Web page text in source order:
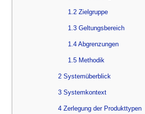
1.2 Zielgruppe
1.3 Geltungsbereich
1.4 Abgrenzungen
1.5 Methodik
2 Systemüberblick
3 Systemkontext
4 Zerlegung der Produkttypen